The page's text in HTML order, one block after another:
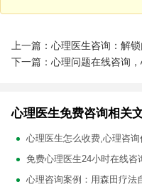
上一篇：心理医生咨询：解
下一篇：心理问题在线咨询
心理医生免费咨询相关
心理医生怎么收费,心理咨
免费心理医生24小时在线咨
心理咨询案例：用森田疗法